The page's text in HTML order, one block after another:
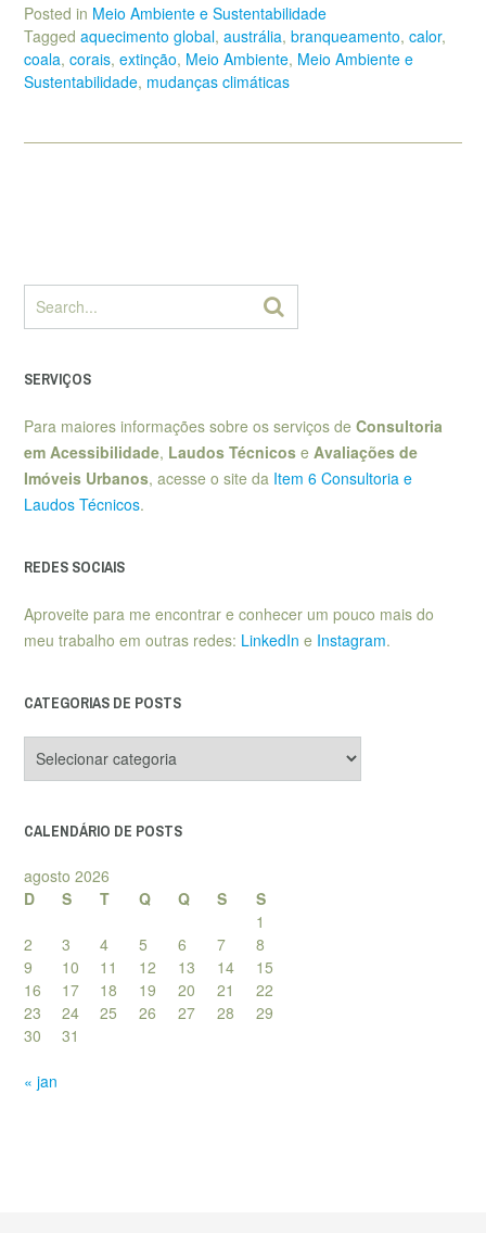
Posted in Meio Ambiente e Sustentabilidade
Tagged aquecimento global, austrália, branqueamento, calor,
coala, corais, extinção, Meio Ambiente, Meio Ambiente e
Sustentabilidade, mudanças climáticas
SERVIÇOS
Para maiores informações sobre os serviços de Consultoria
em Acessibilidade, Laudos Técnicos e Avaliações de
Imóveis Urbanos, acesse o site da Item 6 Consultoria e
Laudos Técnicos.
REDES SOCIAIS
Aproveite para me encontrar e conhecer um pouco mais do
meu trabalho em outras redes: LinkedIn e Instagram.
CATEGORIAS DE POSTS
de
CALENDÁRIO DE POSTS
agosto 2026
D
S T Q Q S
S
1
2
3 4 5 6 7
8
9
10 11 12 13 14
15
16
17 18 19 20 21
22
23
24 25 26 27 28
29
30
31
« jan